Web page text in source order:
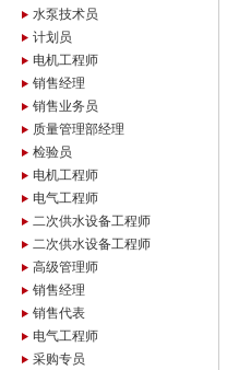
水泵技术员
计划员
电机工程师
销售经理
销售业务员
质量管理部经理
检验员
电机工程师
电气工程师
二次供水设备工程师
二次供水设备工程师
高级管理师
销售经理
销售代表
电气工程师
采购专员